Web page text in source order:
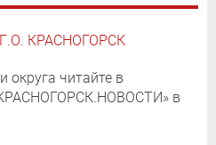
КРАСНОГОРСК
округа читайте в
в